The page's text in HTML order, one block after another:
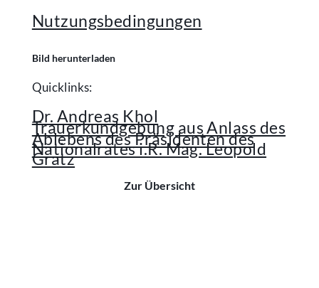
Nutzungsbedingungen
Bild herunterladen
Quicklinks:
Dr. Andreas Khol
Trauerkundgebung aus Anlass des
Ablebens des Präsidenten des
Nationalrates i.R. Mag. Leopold
Gratz
Zur Übersicht